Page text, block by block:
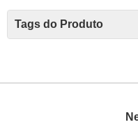
Tags do Produto